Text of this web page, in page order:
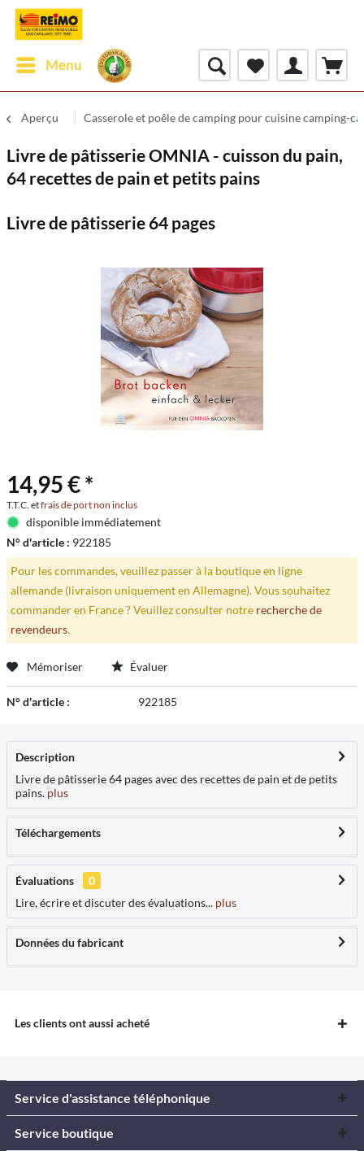
Menu
Aperçu Casserole et poêle de camping pour cuisine camping-
Livre de pâtisserie OMNIA - cuisson du pain,
64 recettes de pain et petits pains
Livre de pâtisserie 64 pages
14,95 € *
T.T.C. etfrais de port non inclus
disponible immédiatement
N° d'article : 922185
Pour les commandes, veuillez passer à la boutique en ligne
allemande (livraison uniquement en Allemagne). Vous souhaitez
commander en France ? Veuillez consulter notre recherche de
revendeurs.
Mémoriser Évaluer
N° d'article : 922185
Description
Livre de pâtisserie 64 pages avec des recettes de pain et de petits
pains. plus
Téléchargements
Évaluations
0
Lire, écrire et discuter des évaluations... plus
Données du fabricant
Les clients ont aussi acheté
Service d'assistance téléphonique
Service boutique